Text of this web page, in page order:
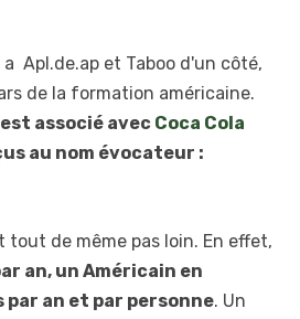
Apl.de.ap et Taboo d'un côté,
de la formation américaine.
associé avec Coca Cola
au nom évocateur :
tout de même pas loin. En effet,
an, un Américain en
par an et par personne. Un